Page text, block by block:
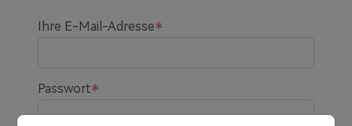
Ihre E-Mail-Adresse
Passwort